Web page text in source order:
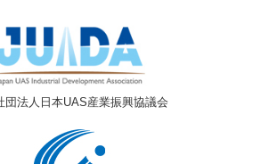
団法人日本UAS産業振興協議会